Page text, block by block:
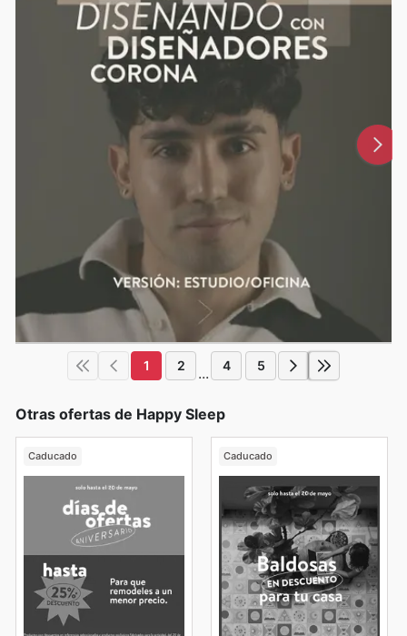
1 2 ... 4 5
Otras ofertas de Happy Sleep
Caducado Caducado